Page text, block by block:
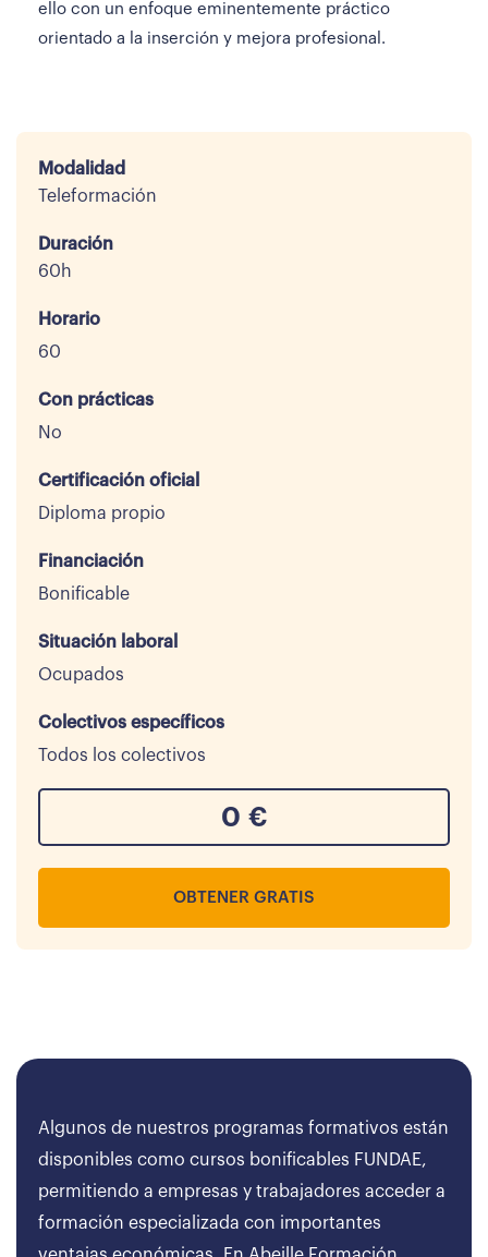
ello con un enfoque eminentemente práctico
orientado a la inserción y mejora profesional.
Modalidad
Teleformación
Duración
60h
Horario
60
Con prácticas
No
Certificación oficial
Diploma propio
Financiación
Bonificable
Situación laboral
Ocupados
Colectivos específicos
Todos los colectivos
0 €
OBTENER GRATIS
Algunos de nuestros programas formativos están
disponibles como cursos bonificables FUNDAE,
permitiendo a empresas y trabajadores acceder a
formación especializada con importantes